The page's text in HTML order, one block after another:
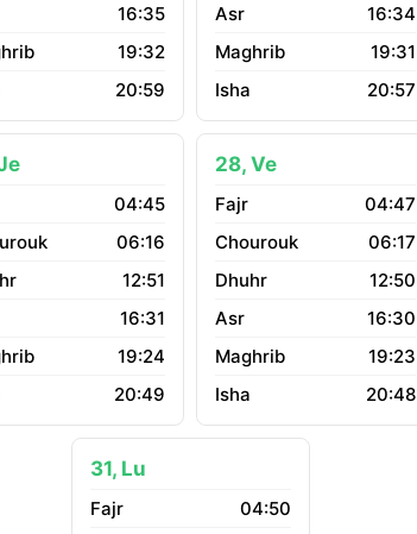
16:35
19:32
20:59
16:34
19:31
20:57
04:45
06:16
12:51
16:31
19:24
20:49
28, Ve
04:47
06:17
12:50
16:30
19:23
20:48
31, Lu
04:50